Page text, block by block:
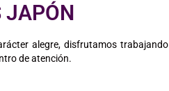
JAPÓN
alegre, disfrutamos trabajando
de atención.